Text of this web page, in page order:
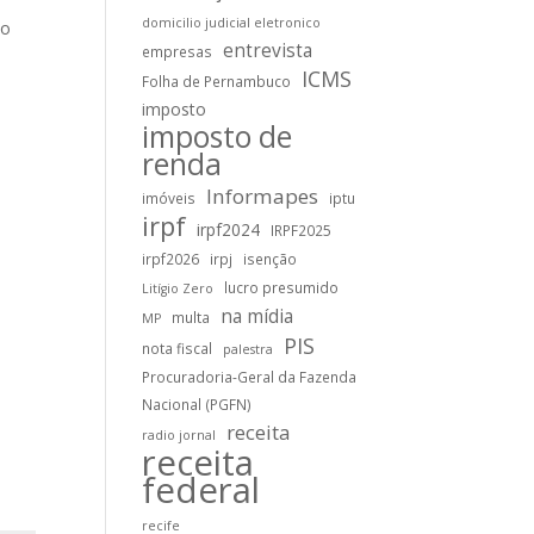
domicilio judicial eletronico
empresas entrevista
Folha de Pernambuco ICMS
imposto
imposto de
renda
imóveis Informapes iptu
irpf irpf2024
IRPF2025
irpf2026
irpj isenção
Litígio Zero lucro presumido
MP multa na mídia
nota fiscal palestra PIS
Procuradoria-Geral da Fazenda
Nacional (PGFN)
radio jornal receita
receita
federal
recife